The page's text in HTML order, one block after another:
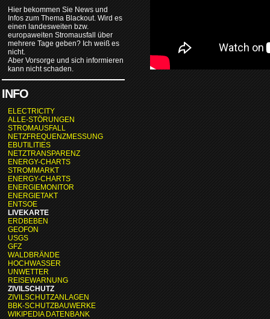
Hier bekommen Sie News und
Infos zum Thema Blackout. Wird es
einen landesweiten bzw.
europaweiten Stromausfall über
mehrere Tage geben? Ich weiß es
nicht.
Aber Vorsorge und sich informieren
kann nicht schaden.
INFO
ELECTRICITY
ALLE-STÖRUNGEN
STROMAUSFALL
NETZFREQUENZMESSUNG
EBUTILITIES
NETZTRANSPARENZ
ENERGY-CHARTS
STROMMARKT
ENERGY-CHARTS
ENERGIEMONITOR
ENERGIETAKT
ENTSOE
LIVEKARTE
ERDBEBEN
GEOFON
USGS
GFZ
WALDBRÄNDE
HOCHWASSER
UNWETTER
REISEWARNUNG
ZIVILSCHUTZ
ZIVILSCHUTZANLAGEN
BBK-SCHUTZBAUWERKE
WIKIPEDIA DATENBANK